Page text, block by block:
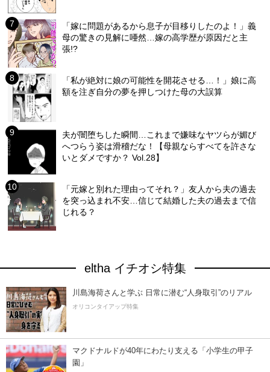
「嫁に問題があるから息子が目移りしたのよ！」義
母の驚きの見解に唖然…嫁の高学歴が原因だと主
張!?
「私が絶対に娘の可能性を開花させる…！」娘に高
額を注ぎ自分の夢を押しつけた母の大誤算
夫が闇堕ちした瞬間…これまで嫌味なヤツらが媚び
へつらう姿は滑稽だな！【母親ならすべてを許さな
いとダメですか？ Vol.28】
「元嫁と別れた理由ってそれ？」友人から夫の過去
を突っ込まれ不安…信じて結婚した夫の過去まで信
じれる？
eltha イチオシ特集
川島海荷さんと学ぶ 日常に潜む“人身取引”のリアル
オリコンタイアップ特集
マクドナルドが40年にわたり支える「小学生の甲子
園」